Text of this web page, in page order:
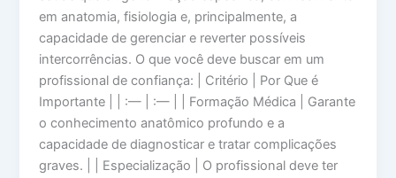
em anatomia, fisiologia e, principalmente, a
capacidade de gerenciar e reverter possíveis
intercorrências. O que você deve buscar em um
profissional de confiança: | Critério | Por Que é
Importante | | :— | :— | | Formação Médica | Garante
o conhecimento anatômico profundo e a
capacidade de diagnosticar e tratar complicações
graves. | | Especialização | O profissional deve ter